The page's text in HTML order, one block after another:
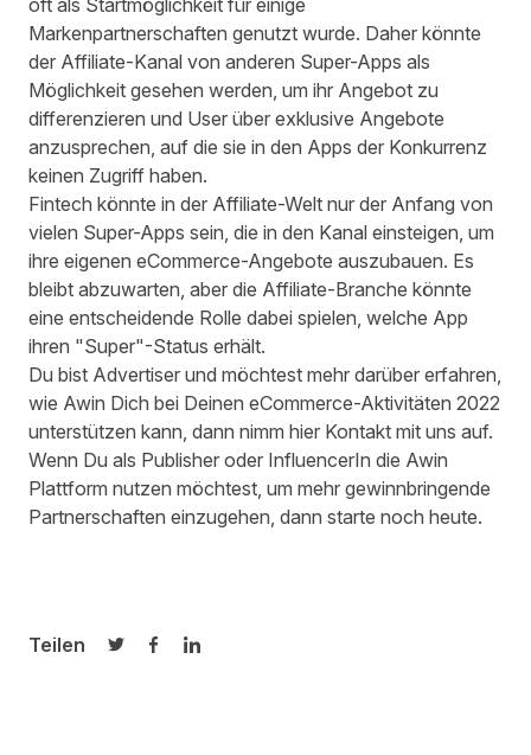
Markenpartnerschaften genutzt wurde. Daher könnte
der Affiliate-Kanal von anderen Super-Apps als
Möglichkeit gesehen werden, um ihr Angebot zu
differenzieren und User über exklusive Angebote
anzusprechen, auf die sie in den Apps der Konkurrenz
keinen Zugriff haben.
Fintech könnte in der Affiliate-Welt nur der Anfang von
vielen Super-Apps sein, die in den Kanal einsteigen, um
ihre eigenen eCommerce-Angebote auszubauen. Es
bleibt abzuwarten, aber die Affiliate-Branche könnte
eine entscheidende Rolle dabei spielen, welche App
ihren "Super"-Status erhält.
Du bist Advertiser und möchtest mehr darüber erfahren,
wie Awin Dich bei Deinen eCommerce-Aktivitäten 2022
unterstützen kann, dann nimm hier Kontakt mit uns auf.
Wenn Du als Publisher oder InfluencerIn die Awin
Plattform nutzen möchtest, um mehr gewinnbringende
Partnerschaften einzugehen, dann starte noch heute.
Teilen
Auf Twitter teilen
Auf Facebook teilen
Auf LinkedIn teilen